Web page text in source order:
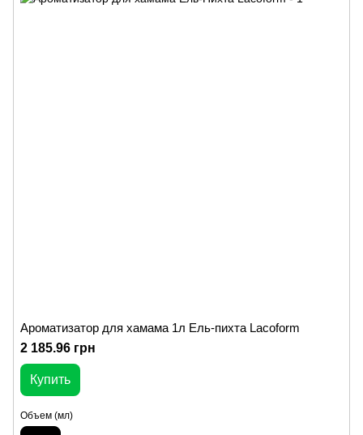
Ароматизатор для хамама 1л Ель-пихта Lacoform
2 185.96 грн
Купить
Объем (мл)